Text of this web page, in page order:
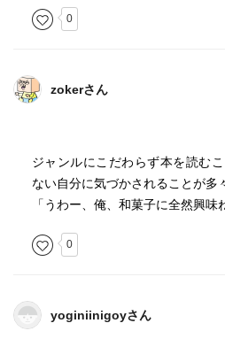
0
zokerさん
ジャンルにこだわらず本を読む
ない自分に気づかされることが多
「うわー、俺、和菓子に全然興味
0
yoginiinigoyさん